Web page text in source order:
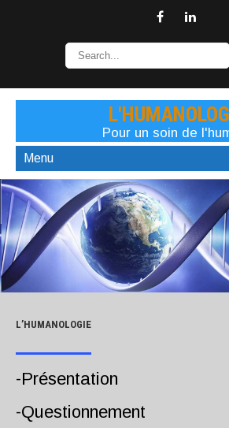
Pour un soin de
Menu
L’HUMANOLOGIE
-Présentation
-Questionnement